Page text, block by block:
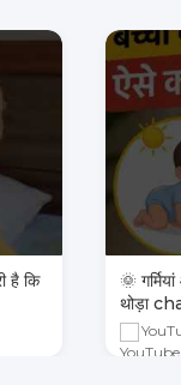
है कि
🌞
थोड़ा